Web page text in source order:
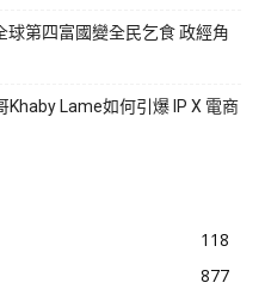
球第四富國變全民乞食 政經角
Lame如何引爆 IP X 電商
118
877